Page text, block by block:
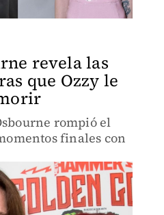
revela las
que Ozzy le
rompió el
finales con